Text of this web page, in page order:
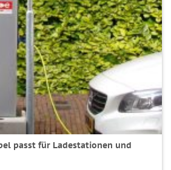
passt für Ladestationen und